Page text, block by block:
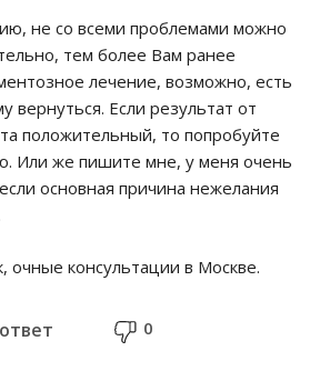
не со всеми проблемами можно
тем более Вам ранее
лечение, возможно, есть
вернуться. Если результат от
положительный, то попробуйте
Или же пишите мне, у меня очень
основная причина нежелания
очные консультации в Москве.
0